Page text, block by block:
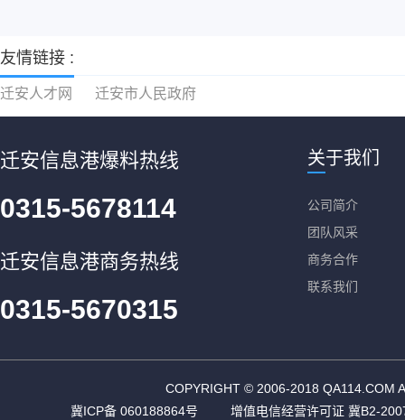
友情链接 :
迁安人才网 迁安市人民政府
迁安信息港爆料热线
0315-5678114
迁安信息港商务热线
0315-5670315
关于我们
公司简介
团队风采
商务合作
联系我们
COPYRIGHT © 2006-2018 QA114.COM
冀ICP备 060188864号
增值电信经营许可证 冀B2-